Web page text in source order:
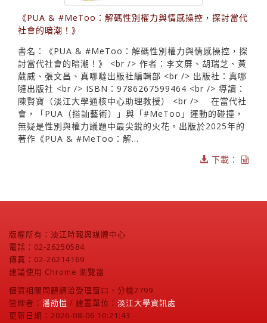
《PUA & #MeToo：解碼性別權力與情感操控，探討當代
社會的暗潮！》
書名：《PUA & #MeToo：解碼性別權力與情感操控，探
討當代社會的暗潮！》 <br /> 作者：李文屏、胡瑞芝、黃
葳威、張文昌、真哪噠出版社編輯部 <br /> 出版社：真哪
噠出版社 <br /> ISBN：9786267599464 <br /> 導讀：
陳賢寶（淡江大學通核中心助理教授） <br /> 在當代社
會，「PUA（搭訕藝術）」與「#MeToo」運動的碰撞，
無疑是性別與權力議題中最尖銳的火花。出版於2025年的
著作《PUA & #MeToo：解...
下載：
版權所有：淡江時報與媒體中心
電話：02-26250584
傳真：02-26214169
建議使用 Chrome 瀏覽器
個資相關問題請洽受理窗口，分機2799
管理者： 潘劭愷 / 建置單位： 淡江大學資訊處
更新日期：2026-08-06 10:21:43